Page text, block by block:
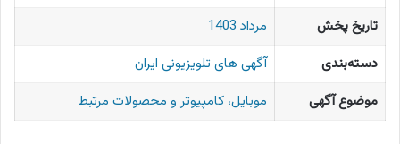
تاریخ پخش
مرداد 1403
دسته‌بندی
آگهی های تلویزیونی ایران
موضوع آگهی
موبایل، کامپیوتر و محصولات مرتبط